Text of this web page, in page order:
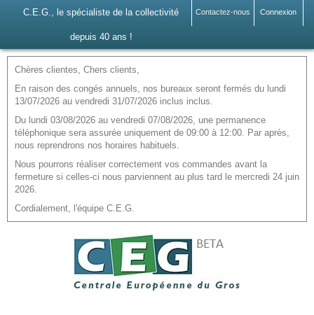
Connexion
Contactez-nous
C.E.G., le spécialiste de la collectivité
depuis 40 ans !
Chères clientes, Chers clients,
En raison des congés annuels, nos bureaux seront fermés du lundi
13/07/2026 au vendredi 31/07/2026 inclus inclus.
Du lundi 03/08/2026 au vendredi 07/08/2026, une permanence
téléphonique sera assurée uniquement de 09:00 à 12:00. Par après,
nous reprendrons nos horaires habituels.
Nous pourrons réaliser correctement vos commandes avant la
fermeture si celles-ci nous parviennent au plus tard le mercredi 24 juin
2026.
Cordialement, l'équipe C.E.G.